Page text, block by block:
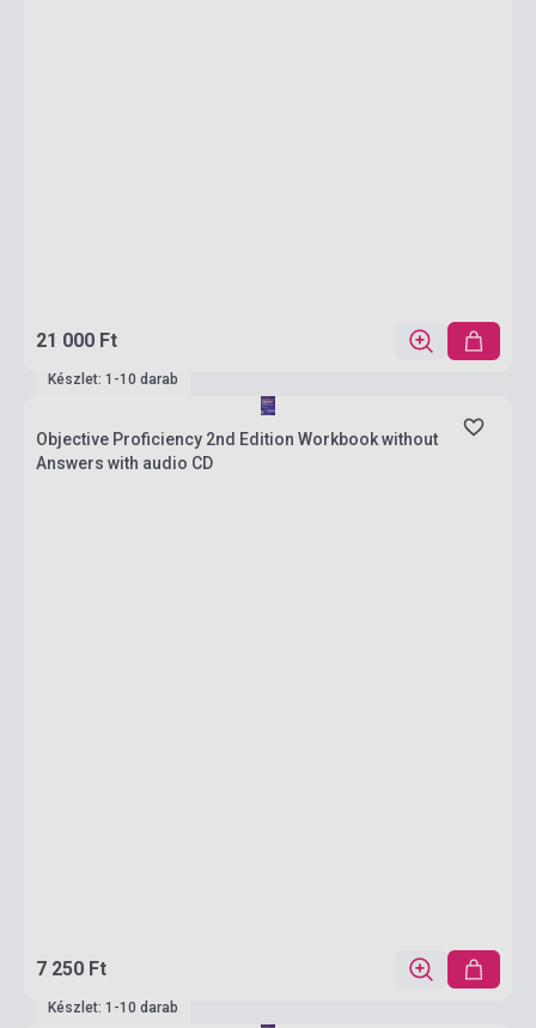
21 000 Ft
Készlet: 1-10 darab
Objective Proficiency 2nd Edition Workbook without
Answers with audio CD
7 250 Ft
Készlet: 1-10 darab